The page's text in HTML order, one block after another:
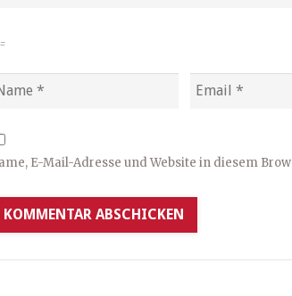
=
E-Mail-Adresse und Website in diesem